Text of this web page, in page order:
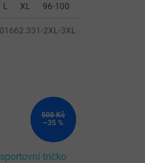
L XL 96-100
508 Kč
–35 %
tričko
2XL-3XL